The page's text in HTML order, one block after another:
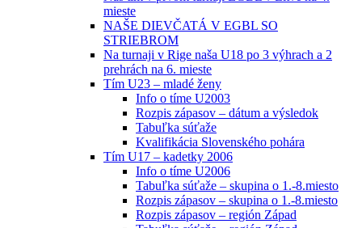
mieste
NAŠE DIEVČATÁ V EGBL SO
STRIEBROM
Na turnaji v Rige naša U18 po 3 výhrach a 2
prehrách na 6. mieste
Tím U23 – mladé ženy
Info o tíme U2003
Rozpis zápasov – dátum a výsledok
Tabuľka súťaže
Kvalifikácia Slovenského pohára
Tím U17 – kadetky 2006
Info o tíme U2006
Tabuľka súťaže – skupina o 1.-8.miesto
Rozpis zápasov – skupina o 1.-8.miesto
Rozpis zápasov – región Západ